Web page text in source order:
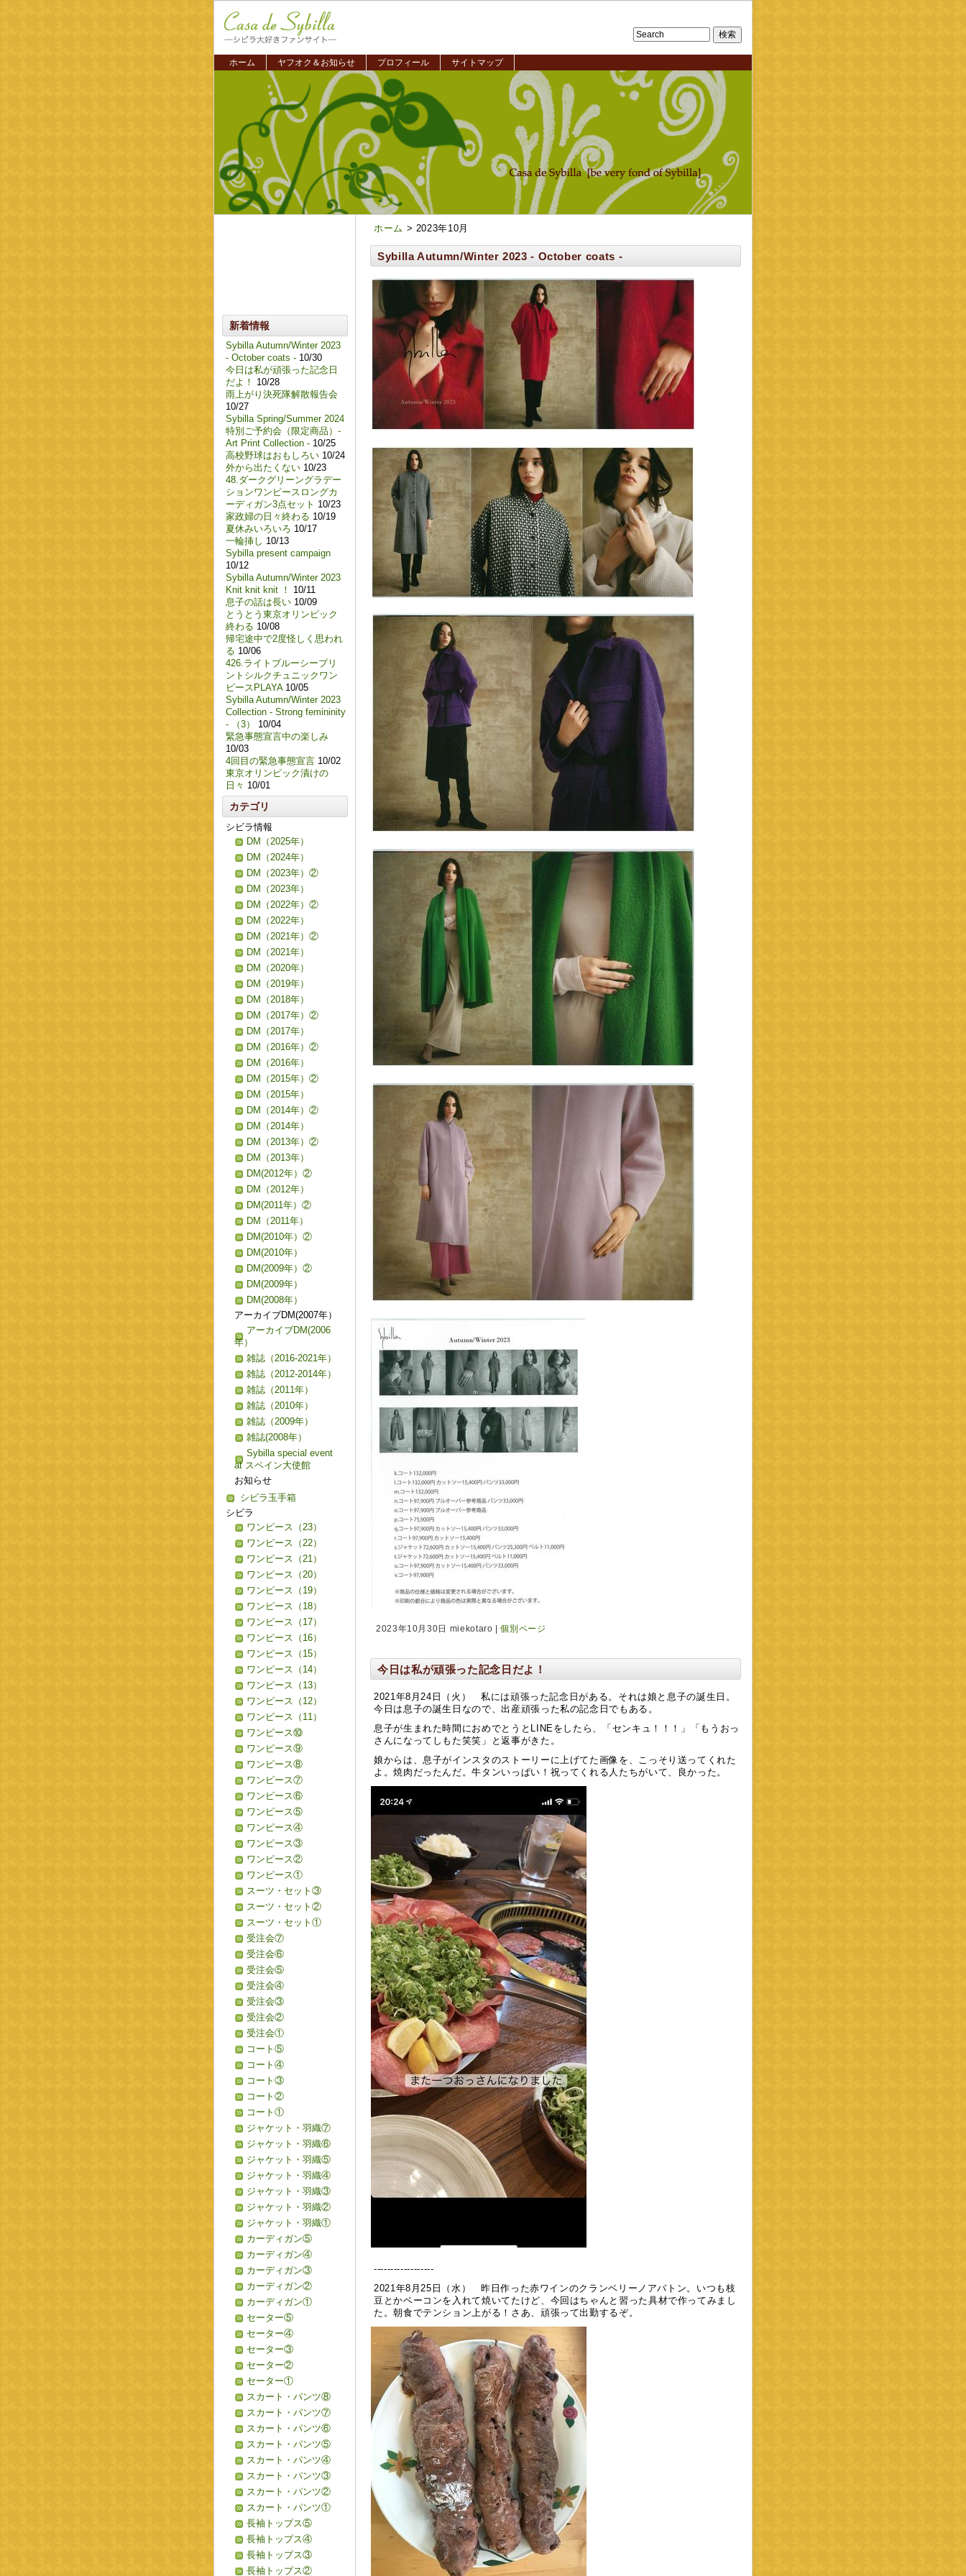
ホーム ヤフオク＆お知らせ プロフィール サイトマップ
ホーム > 2023年10月
Sybilla Autumn/Winter 2023 - October coats -
2023年10月30日 miekotaro |個別ページ
今日は私が頑張った記念日だよ！
2021年8月24日（火） 私には頑張った記念日がある。それは娘と息子の誕生日。
今日は息子の誕生日なので、出産頑張った私の記念日でもある。
息子が生まれた時間におめでとうとLINEをしたら、「センキュ！！！」「もうおっ
さんになってしもた笑笑」と返事がきた。
娘からは、息子がインスタのストーリーに上げてた画像を、こっそり送ってくれた
よ。焼肉だったんだ。牛タンいっぱい！祝ってくれる人たちがいて、良かった。
------------------
2021年8月25日（水） 昨日作った赤ワインのクランベリーノアバトン。いつも枝
豆とかベーコンを入れて焼いてたけど、今回はちゃんと習った具材で作ってみまし
た。朝食でテンション上がる！さあ、頑張って出勤するぞ。
新着情報
Sybilla Autumn/Winter 2023
- October coats - 10/30
今日は私が頑張った記念日
だよ！
10/28
雨上がり決死隊解散報告会
10/27
Sybilla Spring/Summer 2024
特別ご予約会（限定商品）-
Art Print Collection - 10/25
高校野球はおもしろい 10/24
外から出たくない 10/23
48.ダークグリーングラデー
ションワンピースロングカ
ーディガン3点セット 10/23
家政婦の日々終わる 10/19
夏休みいろいろ 10/17
一輪挿し 10/13
Sybilla present campaign
10/12
Sybilla Autumn/Winter 2023
Knit knit knit ！
10/11
息子の話は長い 10/09
とうとう東京オリンピック
終わる 10/08
帰宅途中で2度怪しく思われ
る 10/06
426.ライトブルーシープリ
ントシルクチュニックワン
ピースPLAYA10/05
Sybilla Autumn/Winter 2023
Collection - Strong femininity
- （3）
10/04
緊急事態宣言中の楽しみ
10/03
4回目の緊急事態宣言 10/02
東京オリンピック漬けの
日々 10/01
カテゴリ
シビラ情報
DM（2025年）
DM（2024年）
DM（2023年）②
DM（2023年）
DM（2022年）②
DM（2022年）
DM（2021年）②
DM（2021年）
DM（2020年）
DM（2019年）
DM（2018年）
DM（2017年）②
DM（2017年）
DM（2016年）②
DM（2016年）
DM（2015年）②
DM（2015年）
DM（2014年）②
DM（2014年）
DM（2013年）②
DM（2013年）
DM(2012年）②
DM（2012年）
DM(2011年）②
DM（2011年）
DM(2010年）②
DM(2010年）
DM(2009年）②
DM(2009年）
DM(2008年）
アーカイブDM(2007年）
アーカイブDM(2006
年）
雑誌（2016-2021年）
雑誌（2012-2014年）
雑誌（2011年）
雑誌（2010年）
雑誌（2009年）
雑誌(2008年）
Sybilla special event
at スペイン大使館
お知らせ
シビラ玉手箱
シビラ
ワンピース（23）
ワンピース（22）
ワンピース（21）
ワンピース（20）
ワンピース（19）
ワンピース（18）
ワンピース（17）
ワンピース（16）
ワンピース（15）
ワンピース（14）
ワンピース（13）
ワンピース（12）
ワンピース（11）
ワンピース⑩
ワンピース⑨
ワンピース⑧
ワンピース⑦
ワンピース⑥
ワンピース⑤
ワンピース④
ワンピース③
ワンピース②
ワンピース①
スーツ・セット③
スーツ・セット②
スーツ・セット①
受注会⑦
受注会⑥
受注会⑤
受注会④
受注会③
受注会②
受注会①
コート⑤
コート④
コート③
コート②
コート①
ジャケット・羽織⑦
ジャケット・羽織⑥
ジャケット・羽織⑤
ジャケット・羽織④
ジャケット・羽織③
ジャケット・羽織②
ジャケット・羽織①
カーディガン⑤
カーディガン④
カーディガン③
カーディガン②
カーディガン①
セーター⑤
セーター④
セーター③
セーター②
セーター①
スカート・パンツ⑧
スカート・パンツ⑦
スカート・パンツ⑥
スカート・パンツ⑤
スカート・パンツ④
スカート・パンツ③
スカート・パンツ②
スカート・パンツ①
長袖トップス⑤
長袖トップス④
長袖トップス③
長袖トップス②